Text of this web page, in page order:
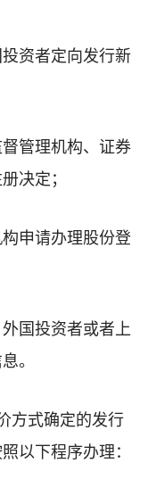
资者定向发行新
管理机构、证券
决定；
申请办理股份登
国投资者或者上
。
方式确定的发行
以下程序办理：